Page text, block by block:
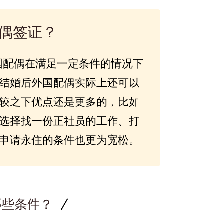
签证？
偶在满足一定条件的情况下
婚后外国配偶实际上还可以
之下优点还是更多的，比如
择找一份正社员的工作、打
请永住的条件也更为宽松。
条件？